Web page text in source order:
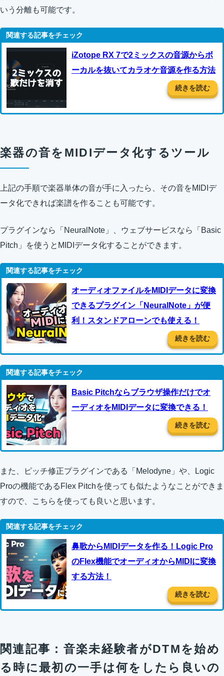
いう分離も可能です。
iZotope RX 7で2ミックスの音源からボ
ーカルを抜いてカラオケ音源を作る方法
続きを読む
楽器の音をMIDIデータ化するツール
上記の手順で楽器単体の音が手に入ったら、その音をMIDIデ
ータ化できれば楽譜を作ることも可能です。
プラグインなら「NeuralNote」、ウェブサービスなら「Basic
Pitch」を使うとMIDIデータ化することができます。
オーディオファイルをMIDIデータに変換
できるプラグイン「NeuralNote」が便
利！スタンドアローンでも使える！
続きを読む
Basic Pitchならブラウザ操作だけでオ
ーディオをMIDIデータに変換できる！
続きを読む
また、ピッチ修正プラグインである「Melodyne」や、Logic
Proの機能であるFlex Pitchを使っても似たようなことができま
すので、こちらを使っても良いと思います。
鼻歌からMIDIデータを作る！Logic Pro
のFlex機能でオーディオからMIDIに変換
する方法！
続きを読む
関連記事：音楽未経験者がDTMを始め
る時に最初の一手は何をしたら良いの